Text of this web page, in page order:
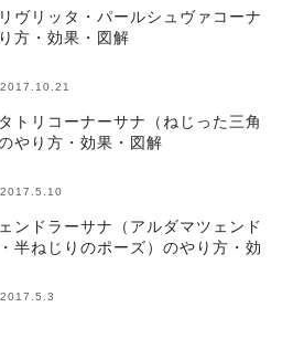
ヴリッタ・パールシュヴァコーナ
方・効果・図解
トリコーナーサナ（ねじった三角
やり方・効果・図解
ンドラーサナ（アルダマツェンド
半ねじりのポーズ）のやり方・効